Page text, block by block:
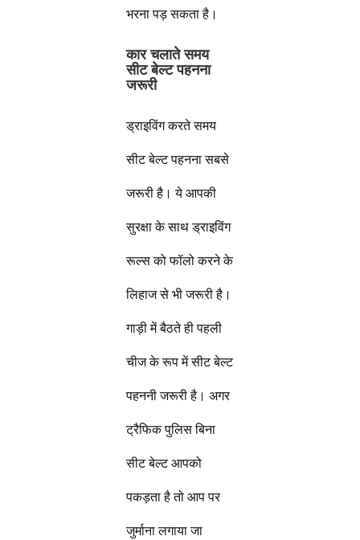
भरना पड़ सकता है।
कार चलाते समय
सीट बेल्ट पहनना
जरूरी
ड्राइविंग करते समय
सीट बेल्ट पहनना सबसे
जरूरी है। ये आपकी
सुरक्षा के साथ ड्राइविंग
रूल्स को फॉलो करने के
लिहाज से भी जरूरी है।
गाड़ी में बैठते ही पहली
चीज के रूप में सीट बेल्ट
पहननी जरूरी है। अगर
ट्रैफिक पुलिस बिना
सीट बेल्ट आपको
पकड़ता है तो आप पर
जुर्माना लगाया जा